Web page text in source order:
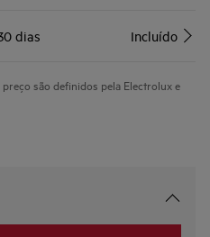
dias Incluído
são definidos pela Electrolux e